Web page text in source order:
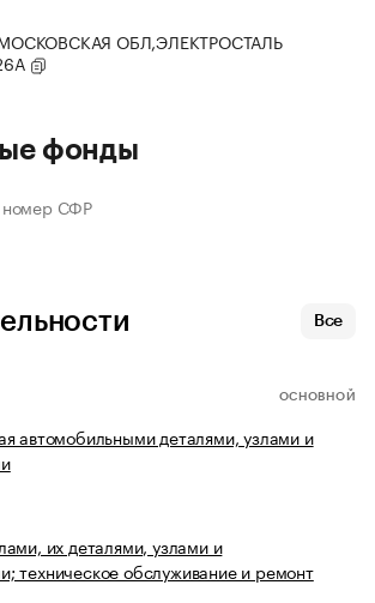
ОБЛ,ЭЛЕКТРОСТАЛЬ
фонды
номер СФР
Все
ОСНОВНОЙ
автомобильными деталями, узлами и
их деталями, узлами и
техническое обслуживание и ремонт